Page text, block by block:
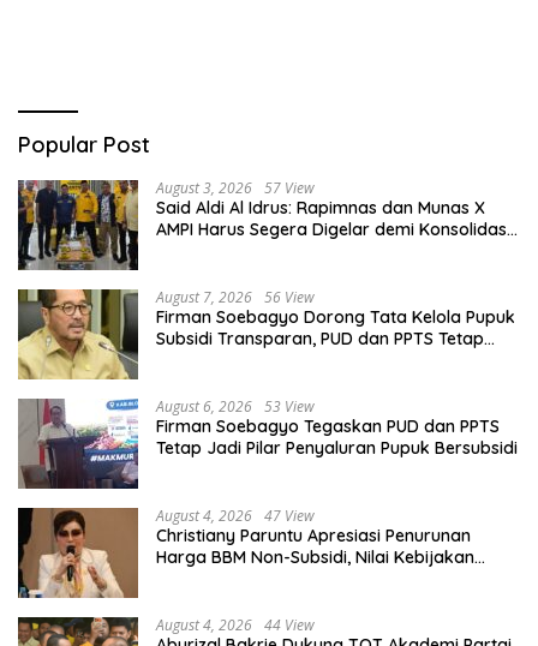
Popular Post
August 3, 2026 57 View
Said Aldi Al Idrus: Rapimnas dan Munas X
AMPI Harus Segera Digelar demi Konsolidasi
August 7, 2026 56 View
Firman Soebagyo Dorong Tata Kelola Pupuk
Subsidi Transparan, PUD dan PPTS Tetap
August 6, 2026 53 View
Firman Soebagyo Tegaskan PUD dan PPTS
Tetap Jadi Pilar Penyaluran Pupuk Bersubsidi
August 4, 2026 47 View
Christiany Paruntu Apresiasi Penurunan
Harga BBM Non-Subsidi, Nilai Kebijakan
August 4, 2026 44 View